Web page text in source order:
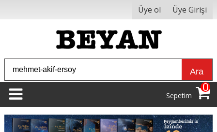
Üye ol Üye Girişi
Ara
Sepetim
0